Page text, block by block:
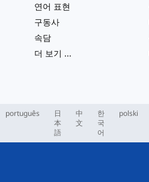
연어 표현
구동사
속담
더 보기 ...
português
日
本
語
中
文
한
국
어
polski